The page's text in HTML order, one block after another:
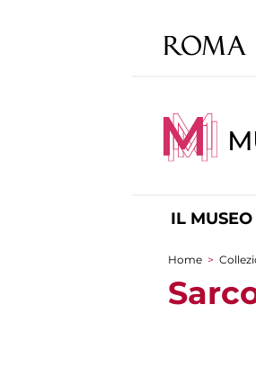
IL MUSEO
Tu sei
Home >